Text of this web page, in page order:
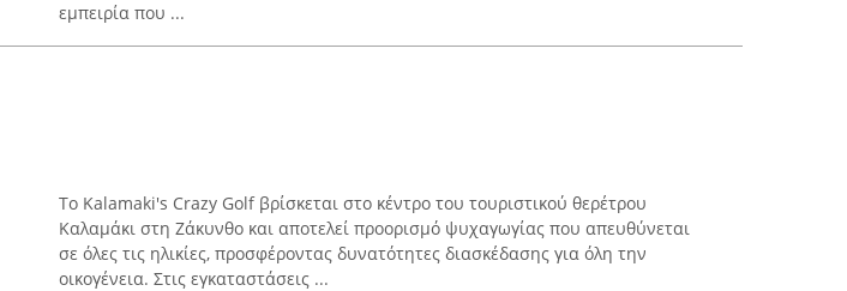
εμπειρία που ...
Το Kalamaki's Crazy Golf βρίσκεται στο κέντρο του τουριστικού θερέτρου
Καλαμάκι στη Ζάκυνθο και αποτελεί προορισμό ψυχαγωγίας που απευθύνεται
σε όλες τις ηλικίες, προσφέροντας δυνατότητες διασκέδασης για όλη την
οικογένεια. Στις εγκαταστάσεις ...